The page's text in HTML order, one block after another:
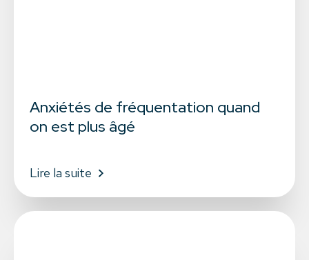
Anxiétés de fréquentation quand
on est plus âgé
Lire la suite